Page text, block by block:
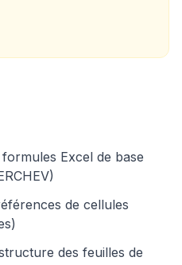
Excel de base
de cellules
des feuilles de